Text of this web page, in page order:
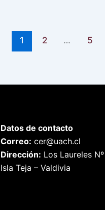
1 2 … 5
Datos de contacto
Correo: cer@uach.cl
Dirección: Los Laureles
Isla Teja – Valdivia